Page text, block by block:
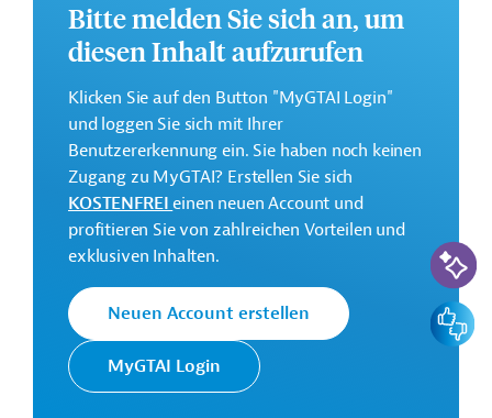
und praktische Hinweise zur Geschäftsanbahnung.
Gesamtkosten:
2 Millionen US-Dollar
Geberbeitrag:
2 Millionen US-Dollar (Darlehen)
Kontaktadresse
Interamerikanische
Die IDB ist die wichtigste
multilaterale
Finanzierungsinstitution für
Bitte melden Sie sich an, um
diesen Inhalt aufzurufen
Klicken Sie auf den Button "MyGTAI Login"
und loggen Sie sich mit Ihrer
Benutzererkennung ein. Sie haben noch keinen
Zugang zu MyGTAI? Erstellen Sie sich
KOSTENFREIeinen neuen Account und
profitieren Sie von zahlreichen Vorteilen und
exklusiven Inhalten.
Neuen Account erstellen
MyGTAI Login
KI-